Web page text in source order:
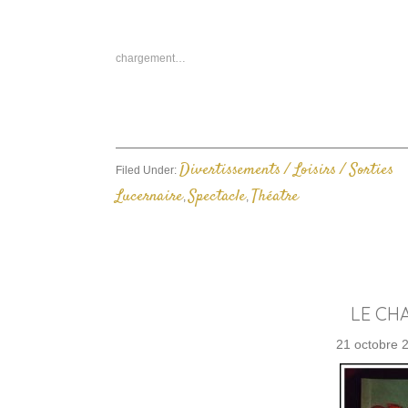
chargement…
Filed Under: Divertissements / Loisirs / Sorties
Lucernaire,Spectacle, Théatre
LE
21 octobre